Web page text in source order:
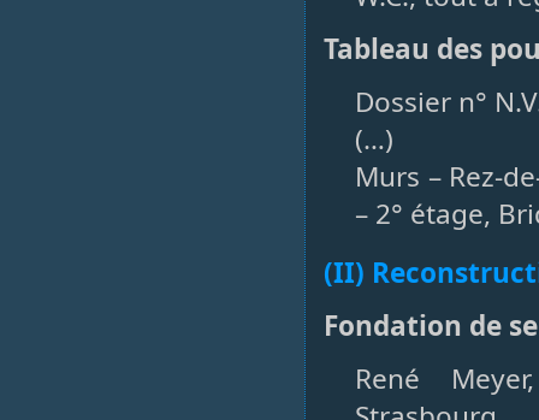
Tableau des
Dossier n°
(…)
Murs – Rez-
– 2° étage,
(II)
Fondation de
René